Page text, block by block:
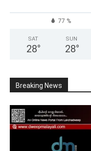
77 %
SAT
28°
SUN
28°
Breaking News